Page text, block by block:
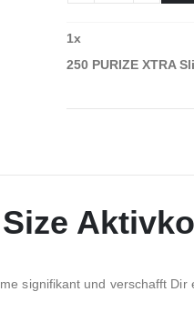
1x
250 PURIZE XTRA
signifikant und verschafft